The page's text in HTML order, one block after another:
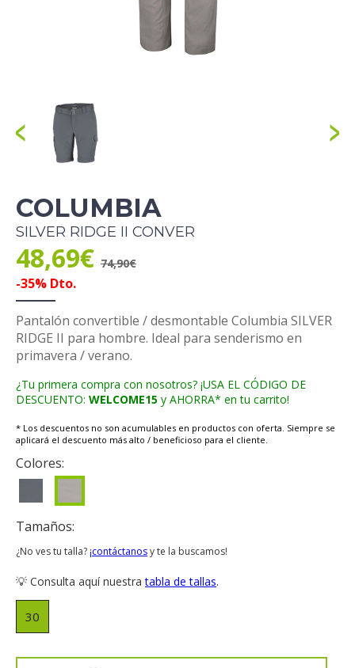
COLUMBIA
SILVER RIDGE II CONVER
48,69€ 74,90€
-35% Dto.
Pantalón convertible / desmontable Columbia SILVER
RIDGE II para hombre. Ideal para senderismo en
primavera / verano.
¿Tu primera compra con nosotros? ¡USA EL CÓDIGO DE
DESCUENTO: WELCOME15 y AHORRA* en tu carrito!
* Los descuentos no son acumulables en productos con oferta. Siempre se
aplicará el descuento más alto / beneficioso para el cliente.
Colores:
Tamaños:
¿No ves tu talla?¡contáctanosy te la buscamos!
💡 Consulta aquí nuestratabla de tallas.
30